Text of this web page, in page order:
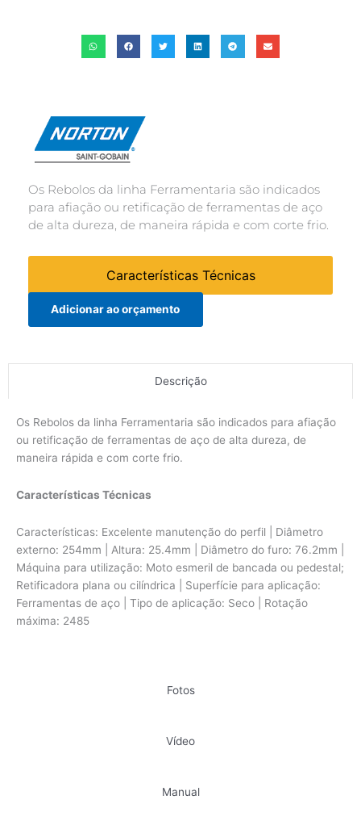
Os Rebolos da linha Ferramentaria são indicados
para afiação ou retificação de ferramentas de aço
de alta dureza, de maneira rápida e com corte frio.
Características Técnicas
Adicionar ao orçamento
Descrição
Fotos
Vídeo
Manual
Os Rebolos da linha Ferramentaria são indicados para afiação
ou retificação de ferramentas de aço de alta dureza, de
maneira rápida e com corte frio.
Características Técnicas
Características: Excelente manutenção do perfil | Diâmetro
externo: 254mm | Altura: 25.4mm | Diâmetro do furo: 76.2mm |
Máquina para utilização: Moto esmeril de bancada ou pedestal;
Retificadora plana ou cilíndrica | Superfície para aplicação:
Ferramentas de aço | Tipo de aplicação: Seco | Rotação
máxima: 2485